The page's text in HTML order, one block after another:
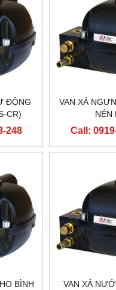
ĐỘNG
CR)
248
VAN XẢ
NÉN
Call:
BÌNH
VAN XẢ